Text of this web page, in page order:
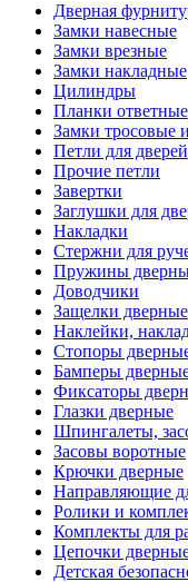
Дверная
Замки навесные
Замки врезные
Замки накладные
Цилиндры
Планки ответные
Замки тросовые
Петли для дверей
Прочие петли
Завертки
Заглушки для
Накладки
Стержни для
Пружины
Доводчики
Защелки дверные
Наклейки,
Стопоры
Бамперы
Фиксаторы
Глазки дверные
Шпингалеты,
Засовы воротные
Крючки дверные
Направляющие
Ролики и
Комплекты для
Цепочки
Детская